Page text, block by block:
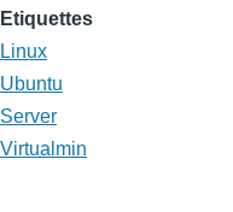
Etiquettes
Linux
Ubuntu
Server
Virtualmin